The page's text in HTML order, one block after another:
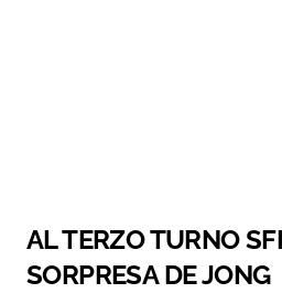
AL TERZO TURNO
SORPRESA DE JONG